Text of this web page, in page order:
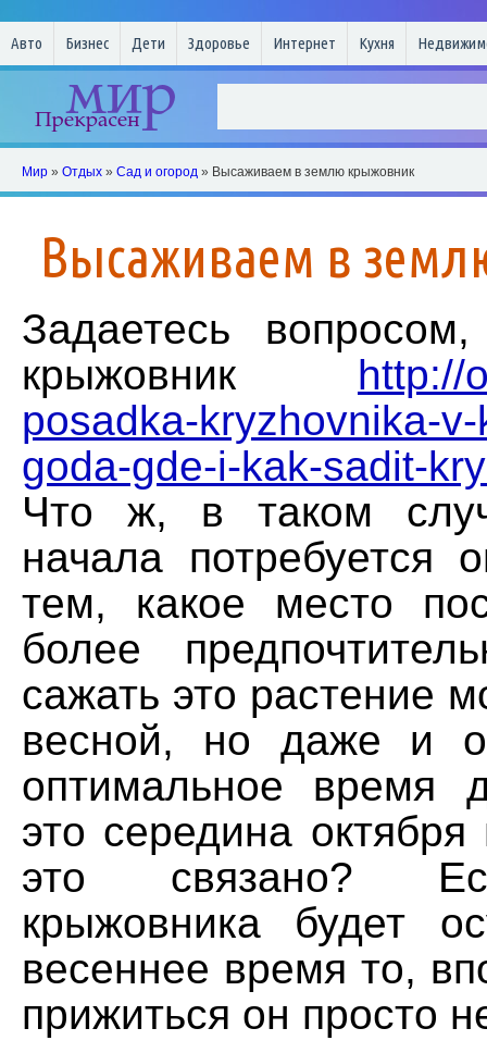
Авто Бизнес Дети Здоровье Интернет Кухня
Мир » Отдых » Сад и огород » Высаживаем в землю крыжовник
Высаживаем в
Задаетесь
крыжовник http://
posadka-kryzhovnika-
goda-gde-i-kak-sadit-
Что ж, в таком
начала потребуется
тем, какое место
более
сажать это растение
весной, но даже и
оптимальное время
это середина
это связано?
крыжовника будет
весеннее время то,
прижиться он просто